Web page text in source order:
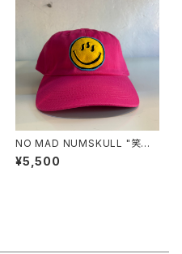
NO MAD NUMSKULL "笑温
泉 COTTON CAP"(PINK)
¥5,500